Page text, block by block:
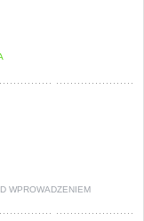
WPROWADZENIEM